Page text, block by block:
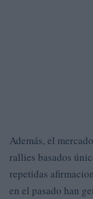
Además, el
rallies basados
repetidas
en el pasado han